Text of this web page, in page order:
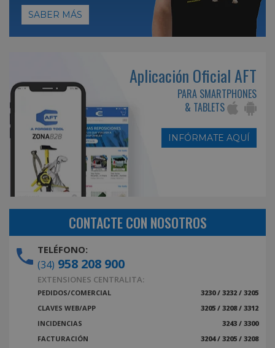
SABER MÁS
Aplicación Oficial AFT
PARA SMARTPHONES
& TABLETS
INFÓRMATE AQUÍ
CONTACTE CON NOSOTROS
TELÉFONO:
(34) 958 208 900
EXTENSIONES CENTRALITA:
PEDIDOS/COMERCIAL
3230 / 3232 / 3205
CLAVES WEB/APP
3205 / 3208 / 3312
INCIDENCIAS
3243 / 3300
FACTURACIÓN
3204 / 3205 / 3208